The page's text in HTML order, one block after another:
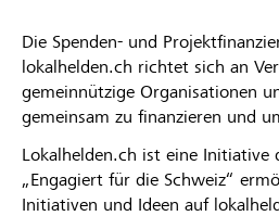
Die Spenden- und
lokalhelden.ch richtet sich an
gemeinnützige Organisationen
gemeinsam zu finanzieren und
Lokalhelden.ch ist eine Initiative
„Engagiert für die Schweiz“
Initiativen und Ideen auf